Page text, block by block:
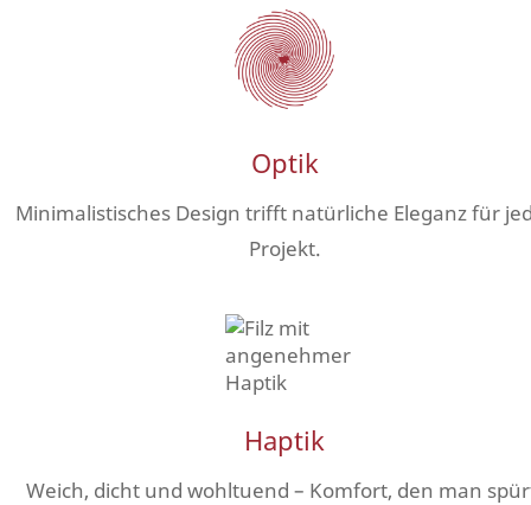
Optik
Minimalistisches Design trifft natürliche Eleganz für
Projekt.
Haptik
Weich, dicht und wohltuend – Komfort, den man